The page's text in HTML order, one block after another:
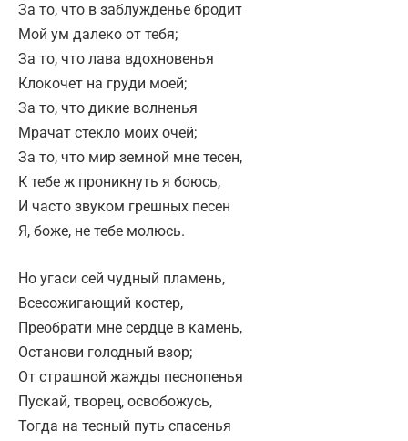
За то, что в заблужденье бродит
Мой ум далеко от тебя;
За то, что лава вдохновенья
Клокочет на груди моей;
За то, что дикие волненья
Мрачат стекло моих очей;
За то, что мир земной мне тесен,
К тебе ж проникнуть я боюсь,
И часто звуком грешных песен
Я, боже, не тебе молюсь.
Но угаси сей чудный пламень,
Всесожигающий костер,
Преобрати мне сердце в камень,
Останови голодный взор;
От страшной жажды песнопенья
Пускай, творец, освобожусь,
Тогда на тесный путь спасенья